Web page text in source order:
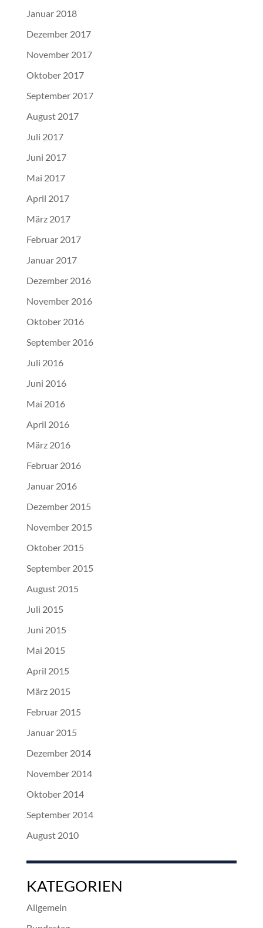
Januar 2018
Dezember 2017
November 2017
Oktober 2017
September 2017
August 2017
Juli 2017
Juni 2017
Mai 2017
April 2017
März 2017
Februar 2017
Januar 2017
Dezember 2016
November 2016
Oktober 2016
September 2016
Juli 2016
Juni 2016
Mai 2016
April 2016
März 2016
Februar 2016
Januar 2016
Dezember 2015
November 2015
Oktober 2015
September 2015
August 2015
Juli 2015
Juni 2015
Mai 2015
April 2015
März 2015
Februar 2015
Januar 2015
Dezember 2014
November 2014
Oktober 2014
September 2014
August 2010
KATEGORIEN
Allgemein